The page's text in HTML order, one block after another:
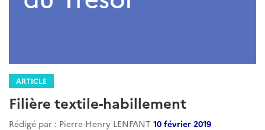
ARTICLE
Filière textile-habillement
Rédigé par : Pierre-Henry LENFANT 10 février 2019